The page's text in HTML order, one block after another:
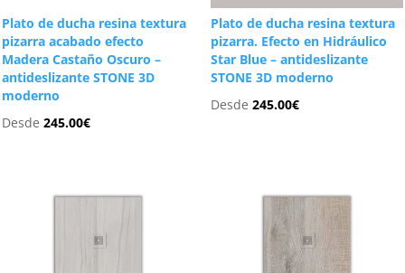
Plato de ducha resina textura
pizarra acabado efecto
Madera Castaño Oscuro –
antideslizante STONE 3D
moderno
Desde245.00€
Plato de ducha resina textura
pizarra. Efecto en Hidráulico
Star Blue – antideslizante
STONE 3D moderno
Desde 245.00€